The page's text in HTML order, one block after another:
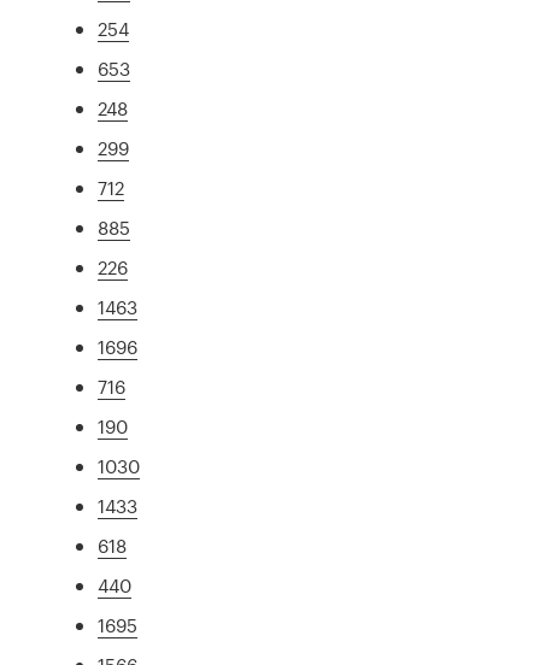
254
653
248
299
712
885
226
1463
1696
716
190
1030
1433
618
440
1695